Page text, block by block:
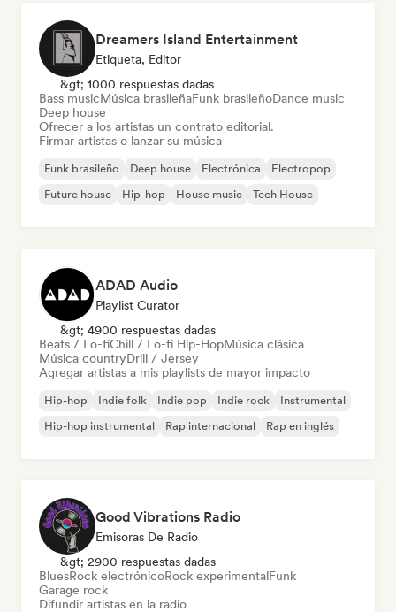
Dreamers Island Entertainment
Etiqueta, Editor
&gt; 1000 respuestas dadas
Bass musicMúsica brasileñaFunk brasileñoDance music
Deep house
Ofrecer a los artistas un contrato editorial.
Firmar artistas o lanzar su música
Funk brasileño Deep house Electrónica
Electropop
Future house
Hip-hop House music Tech House
ADAD Audio
Playlist Curator
&gt; 4900 respuestas dadas
Beats / Lo-fiChill / Lo-fi Hip-HopMúsica clásica
Música countryDrill / Jersey
Agregar artistas a mis playlists de mayor impacto
Hip-hop Indie folk Indie pop Indie rock
Instrumental
Hip-hop instrumental
Rap internacional Rap en inglés
Good Vibrations Radio
Emisoras De Radio
&gt; 2900 respuestas dadas
BluesRock electrónicoRock experimentalFunk
Garage rock
Difundir artistas en la radio